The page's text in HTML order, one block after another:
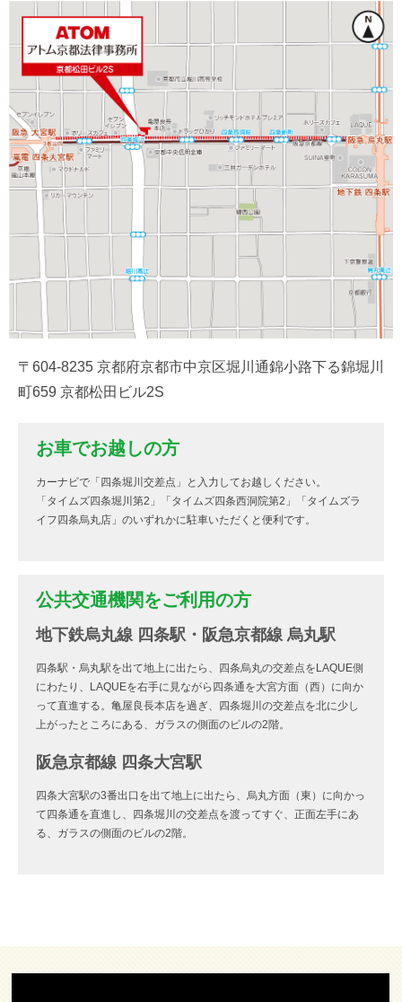
〒604-8235 京都府京都市中京区堀川通錦小路下る錦堀川
町659 京都松田ビル2S
お車でお越しの方
カーナビで「四条堀川交差点」と入力してお越しください。
「タイムズ四条堀川第2」「タイムズ四条西洞院第2」「タイムズラ
イフ四条烏丸店」のいずれかに駐車いただくと便利です。
公共交通機関をご利用の方
地下鉄烏丸線 四条駅・阪急京都線 烏丸駅
四条駅・烏丸駅を出て地上に出たら、四条烏丸の交差点をLAQUE側
にわたり、LAQUEを右手に見ながら四条通を大宮方面（西）に向か
って直進する。亀屋良長本店を過ぎ、四条堀川の交差点を北に少し
上がったところにある、ガラスの側面のビルの2階。
阪急京都線 四条大宮駅
四条大宮駅の3番出口を出て地上に出たら、烏丸方面（東）に向かっ
て四条通を直進し、四条堀川の交差点を渡ってすぐ、正面左手にあ
る、ガラスの側面のビルの2階。